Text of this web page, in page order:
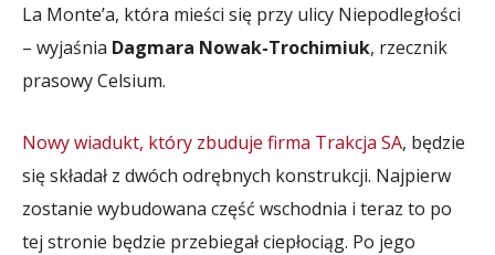
La Monte’a, która mieści się przy ulicy Niepodległości
– wyjaśnia Dagmara Nowak-Trochimiuk, rzecznik
prasowy Celsium.
Nowy wiadukt, który zbuduje firma Trakcja SA, będzie
się składał z dwóch odrębnych konstrukcji. Najpierw
zostanie wybudowana część wschodnia i teraz to po
tej stronie będzie przebiegał ciepłociąg. Po jego